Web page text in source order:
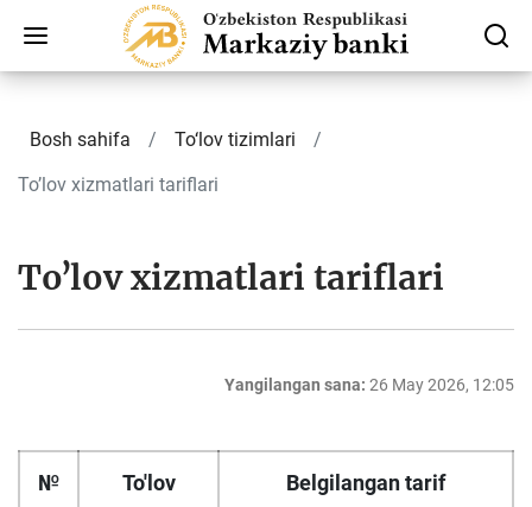
Bosh sahifa
To‘lov tizimlari
Toʼlov xizmatlari tariflari
Toʼlov xizmatlari tariflari
Yangilangan sana: 26 May 2026, 12:05
№
To'lov
Belgilangan tarif